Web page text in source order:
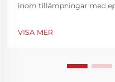
inom tillämpningar med
avskiljningsmedel. Dessa
VISA MER